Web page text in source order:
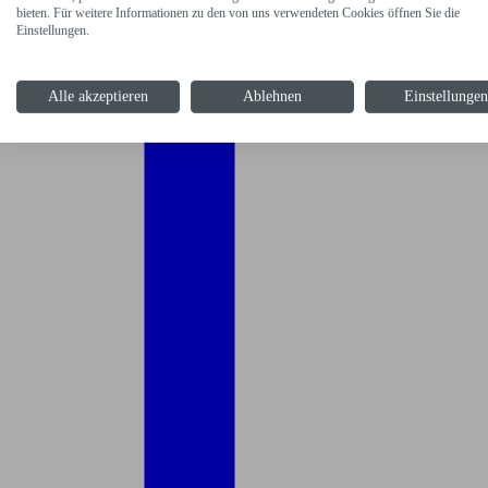
bieten. Für weitere Informationen zu den von uns verwendeten Cookies öffnen Sie die
Einstellungen.
Alle akzeptieren Ablehnen Einstellungen